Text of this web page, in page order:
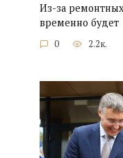
Из-за
временно будет
0 2.2к.